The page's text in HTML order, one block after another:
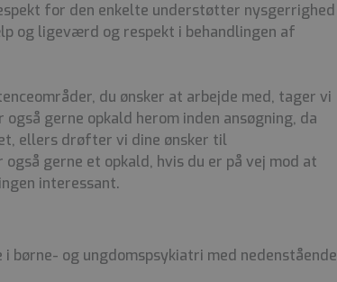
for den enkelte understøtter nysgerrighed
og ligeværd og respekt i behandlingen af
du ønsker at arbejde med, tager vi
gerne opkald herom inden ansøgning, da
ellers drøfter vi dine ønsker til
gerne et opkald, hvis du er på vej mod at
interessant.
børne- og ungdomspsykiatri med nedenstående